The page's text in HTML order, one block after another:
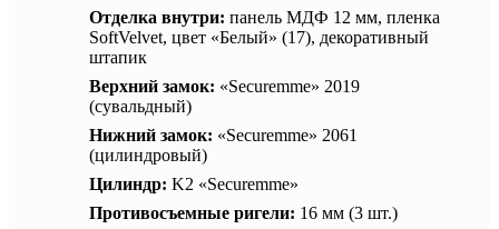
Отделка внутри: панель МДФ 12 мм, пленка
SoftVelvet, цвет «Белый» (17), декоративный
штапик
Верхний замок: «Securemme» 2019
(сувальдный)
Нижний замок: «Securemme» 2061
(цилиндровый)
Цилиндр: K2 «Securemme»
Противосъемные ригели: 16 мм (3 шт.)